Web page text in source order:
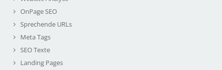
OnPage SEO
Sprechende URLs
Meta Tags
SEO Texte
Landing Pages